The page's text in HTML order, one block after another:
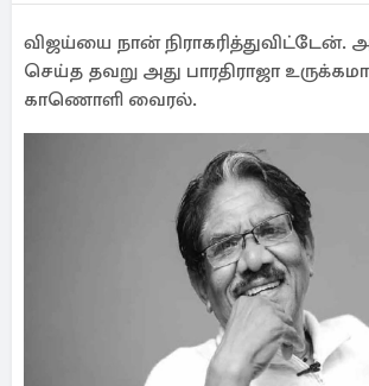
விஜய்யை நான் நிராகரித்துவிட்டேன்.
செய்த தவறு அது பாரதிராஜா
காணொளி வைரல்.